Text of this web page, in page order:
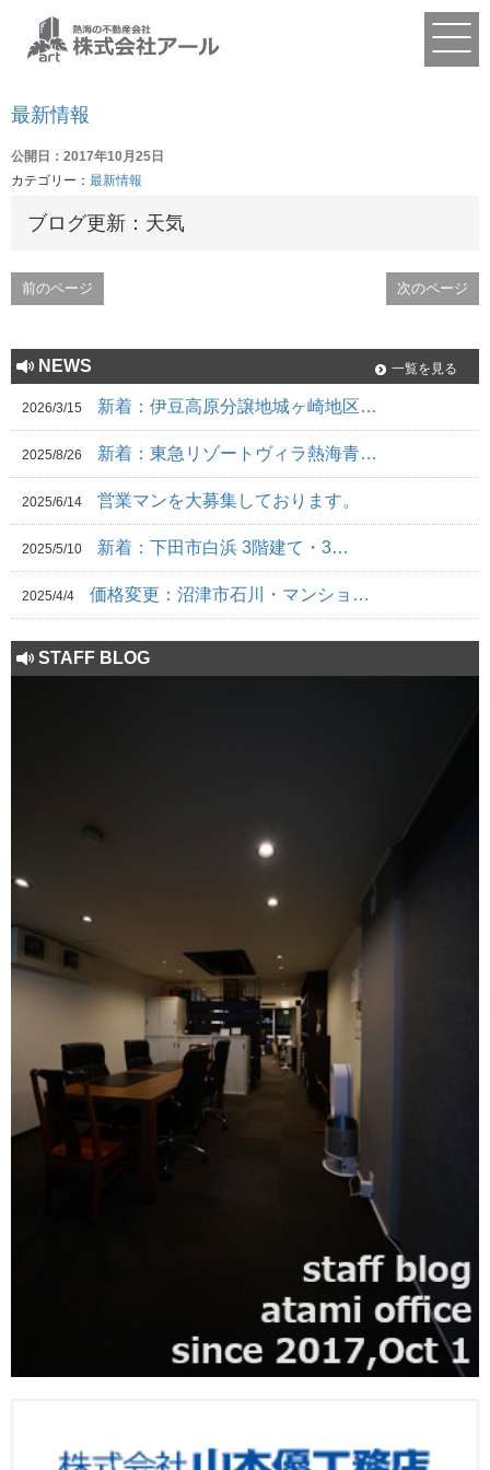
最新情報
公開日：2017年10月25日
カテゴリー： 最新情報
ブログ更新：天気
前のページ 次のページ
NEWS 一覧を見る
2026/3/15 新着：伊豆高原分譲地城ヶ崎地区…
2025/8/26 新着：東急リゾートヴィラ熱海青…
2025/6/14 営業マンを大募集しております。
2025/5/10 新着：下田市白浜 3階建て・3…
2025/4/4 価格変更：沼津市石川・マンショ…
STAFF BLOG